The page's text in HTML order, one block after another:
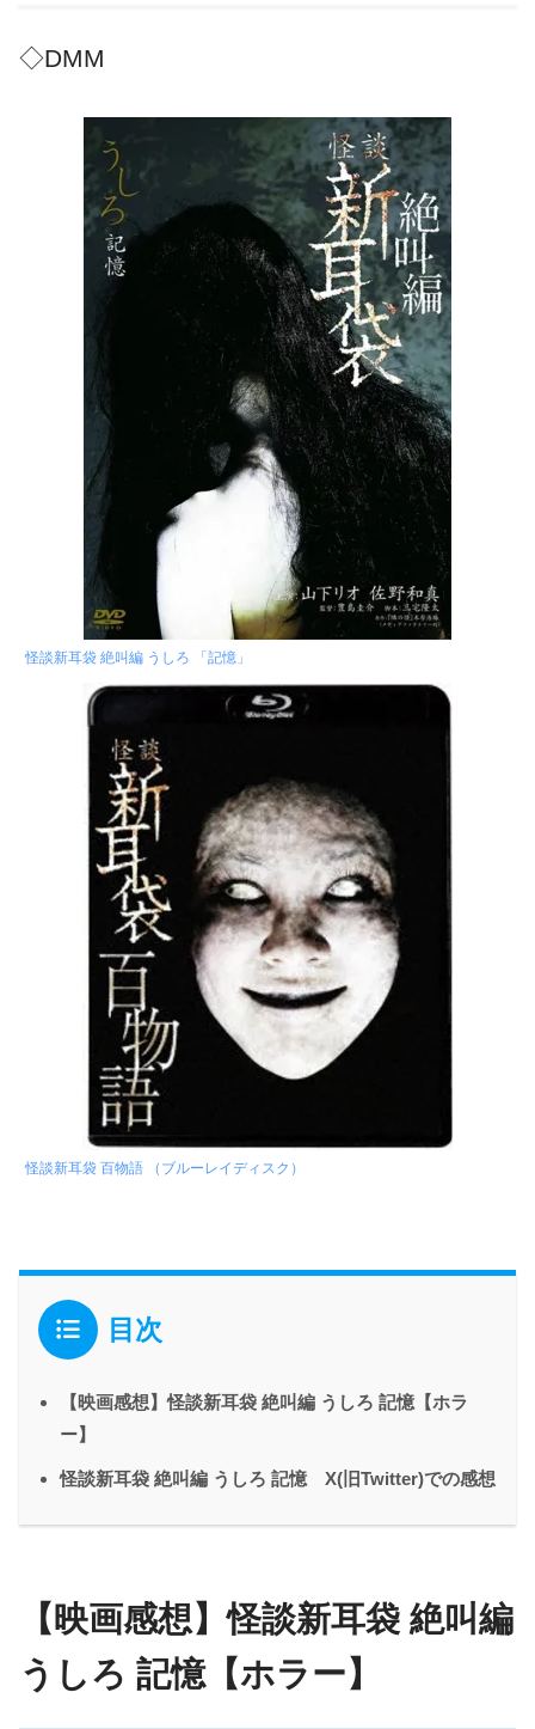
◇DMM
怪談新耳袋 絶叫編 うしろ 「記憶」
怪談新耳袋 百物語 （ブルーレイディスク）
目次
【映画感想】怪談新耳袋 絶叫編 うしろ 記憶【ホラ
ー】
怪談新耳袋 絶叫編 うしろ 記憶 X(旧Twitter)での感想
【映画感想】怪談新耳袋 絶叫編
うしろ 記憶【ホラー】